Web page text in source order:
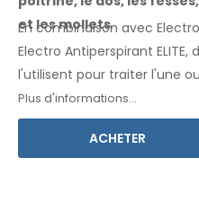
et les mollets.
En combinaison avec
Electro Antiperspirant
l'utilisent pour traiter l'une
mode d'emploidans votre
Plus d'informations...
ACHETER